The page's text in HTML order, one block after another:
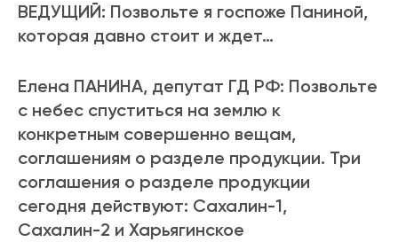
ВЕДУЩИЙ: Позвольте я госпоже Паниной,
которая давно стоит и ждет…
Елена ПАНИНА, депутат ГД РФ: Позвольте
с небес спуститься на землю к
конкретным совершенно вещам,
соглашениям о разделе продукции. Три
соглашения о разделе продукции
сегодня действуют: Сахалин-1,
Сахалин-2 и Харьягинское